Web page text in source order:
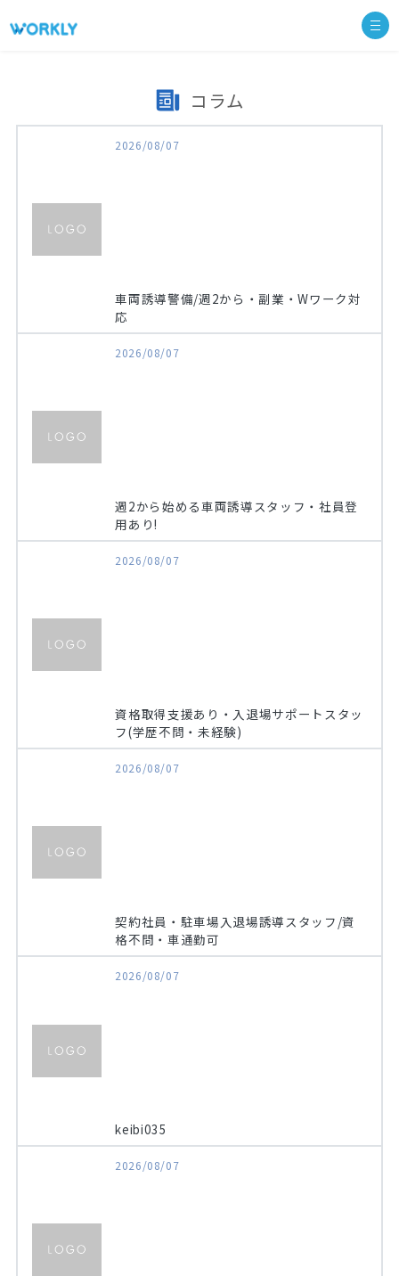
無料会員登録
キープした求人 0
掲載希望の方へ
コラム
2026/08/07
車両誘導警備/週2から・副業・Wワーク対
応
2026/08/07
週2から始める車両誘導スタッフ・社員登
用あり!
2026/08/07
資格取得支援あり・入退場サポートスタッ
フ(学歴不問・未経験)
2026/08/07
契約社員・駐車場入退場誘導スタッフ/資
格不問・車通勤可
2026/08/07
keibi035
2026/08/07